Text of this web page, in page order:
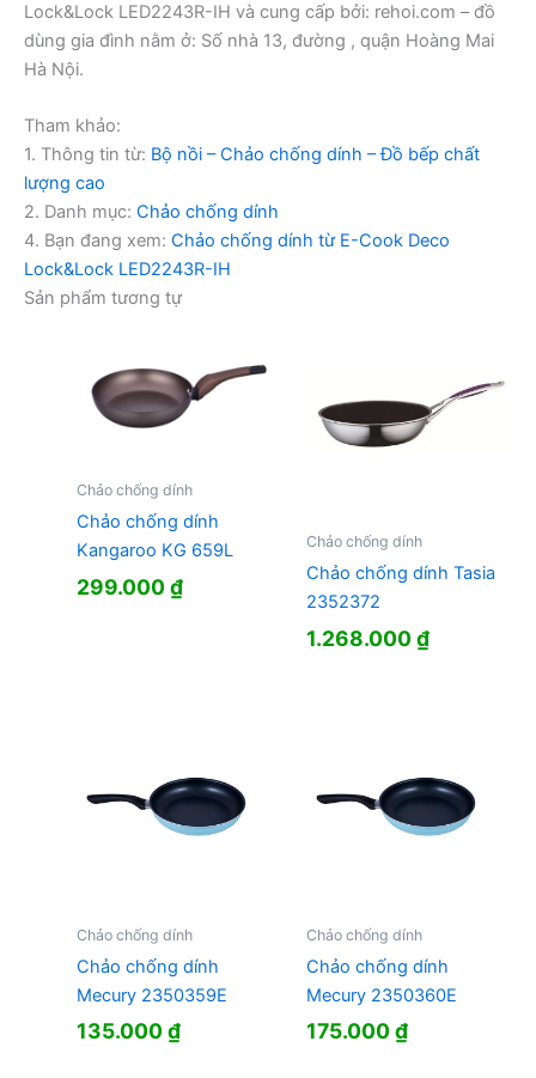
Lock&Lock LED2243R-IH và cung cấp bởi: rehoi.com – đồ
dùng gia đình nằm ở: Số nhà 13, đường , quận Hoàng Mai
Hà Nội.
Tham khảo:
1. Thông tin từ: Bộ nồi – Chảo chống dính – Đồ bếp chất
lượng cao
2. Danh mục: Chảo chống dính
4. Bạn đang xem: Chảo chống dính từ E-Cook Deco
Lock&Lock LED2243R-IH
Sản phẩm tương tự
Chảo chống dính
Chảo chống dính
Kangaroo KG 659L
299.000₫
Chảo chống dính
Chảo chống dính Tasia
2352372
1.268.000₫
Chảo chống dính
Chảo chống dính
Mecury 2350359E
135.000₫
Chảo chống dính
Chảo chống dính
Mecury 2350360E
175.000₫